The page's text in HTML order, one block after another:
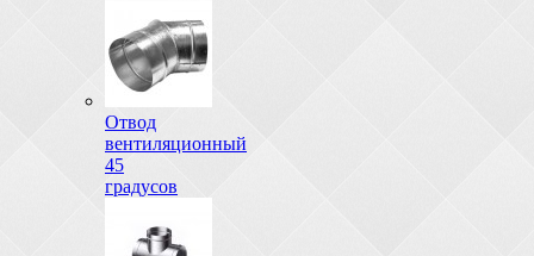
Отвод
вентиляционный
45
градусов